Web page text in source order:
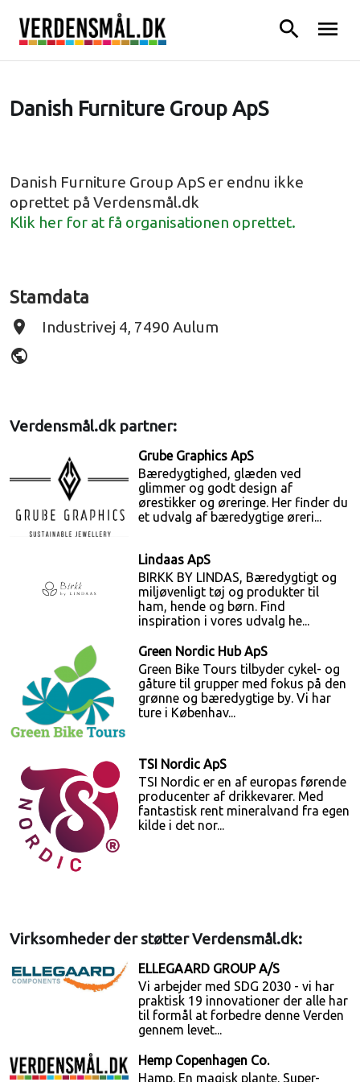
search menu
Danish Furniture Group ApS
Danish Furniture Group ApS er endnu ikke
oprettet på Verdensmål.dk
Klik her for at få organisationen oprettet.
Stamdata
place Industrivej 4, 7490 Aulum
public
Verdensmål.dk partner:
Grube Graphics ApS
Bæredygtighed, glæden ved
glimmer og godt design af
ørestikker og øreringe. Her finder du
et udvalg af bæredygtige øreri...
Lindaas ApS
BIRKK BY LINDAS, Bæredygtigt og
miljøvenligt tøj og produkter til
ham, hende og børn. Find
inspiration i vores udvalg he...
Green Nordic Hub ApS
Green Bike Tours tilbyder cykel- og
gåture til grupper med fokus på den
grønne og bæredygtige by. Vi har
ture i Københav...
TSI Nordic ApS
TSI Nordic er en af europas førende
producenter af drikkevarer. Med
fantastisk rent mineralvand fra egen
kilde i det nor...
Virksomheder der støtter Verdensmål.dk:
ELLEGAARD GROUP A/S
Vi arbejder med SDG 2030 - vi har
praktisk 19 innovationer der alle har
til formål at forbedre denne Verden
gennem levet...
Hemp Copenhagen Co.
Hamp. En magisk plante. Super-